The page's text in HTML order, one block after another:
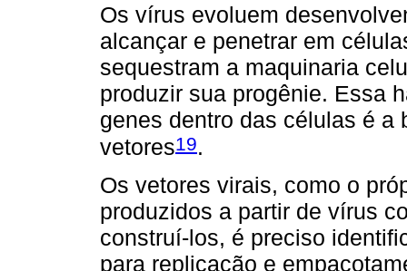
Os vírus evoluem
alcançar e penetrar em
sequestram a maquinaria
produzir sua progênie. Essa
genes dentro das células é a
vetores19.
Os vetores virais, como o
produzidos a partir de vírus
construí-los, é preciso
para replicação e